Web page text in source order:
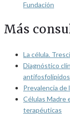
Fundación
Más
La célula.
Diagnóstico
Prevalencia
Células Madre
terapéuticas